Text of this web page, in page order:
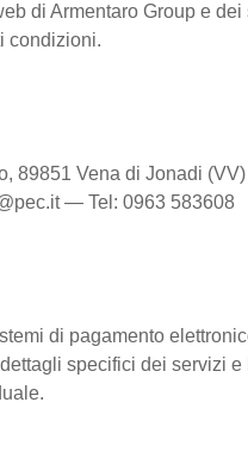
di Armentaro Group e
condizioni.
89851 Vena di Jonadi
— Tel: 0963 583608
di pagamento
specifici dei servizi